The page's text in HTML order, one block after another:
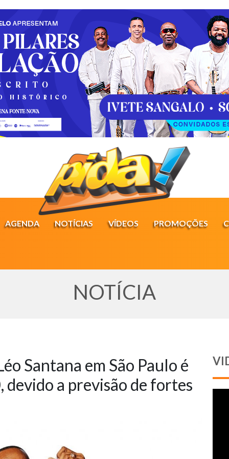
AGENDA NOTÍCIAS VÍDEOS PROMOÇÕES
NOTÍCIA
Santana em São Paulo é
devido a previsão de fortes